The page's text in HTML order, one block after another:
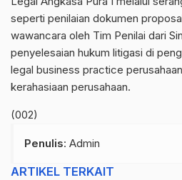
seperti penilaian dokumen
wawancara oleh Tim Penilai dari
penyelesaian hukum litigasi di
legal business practice
kerahasiaan perusahaan.
(002)
Penulis: Admin
ARTIKEL TERKAIT